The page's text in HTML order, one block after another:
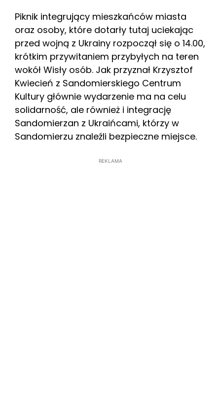
Piknik integrujący mieszkańców miasta
oraz osoby, które dotarły tutaj uciekając
przed wojną z Ukrainy rozpoczął się o 14.00,
krótkim przywitaniem przybyłych na teren
wokół Wisły osób. Jak przyznał Krzysztof
Kwiecień z Sandomierskiego Centrum
Kultury głównie wydarzenie ma na celu
solidarność, ale również i integrację
Sandomierzan z Ukraińcami, którzy w
Sandomierzu znaleźli bezpieczne miejsce.
REKLAMA